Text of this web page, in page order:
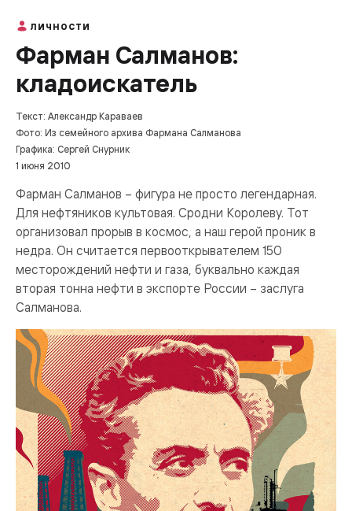
ЛИЧНОСТИ
Фарман Салманов:
кладоискатель
Текст: Александр Караваев
Фото: Из семейного архива Фармана Салманова
Графика: Сергей Снурник
1 июня 2010
Фарман Салманов – фигура не просто легендарная.
Для нефтяников культовая. Сродни Королеву. Тот
организовал прорыв в космос, а наш герой проник в
недра. Он считается первооткрывателем 150
месторождений нефти и газа, буквально каждая
вторая тонна нефти в экспорте России – заслуга
Салманова.